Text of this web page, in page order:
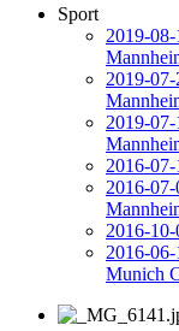
Sport
2019-
2019-
2019-
2016-
2016-
2016-
2016-
Munich